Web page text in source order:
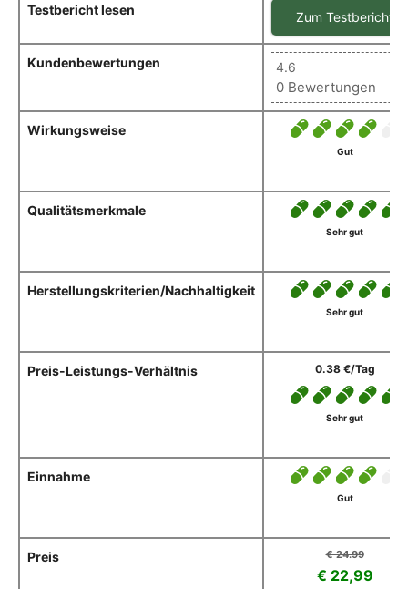
Testbericht lesen Zum Testbericht
Kundenbewertungen 4.6
0 Bewertungen
Wirkungsweise
Gut
Qualitätsmerkmale
Sehr gut
Herstellungskriterien/Nachhaltigkeit
Sehr gut
Preis-Leistungs-Verhältnis 0.38 €/Tag
Sehr gut
Einnahme
Gut
Preis € 24.99
€ 22,99